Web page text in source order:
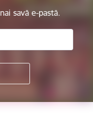
savā e-pastā.